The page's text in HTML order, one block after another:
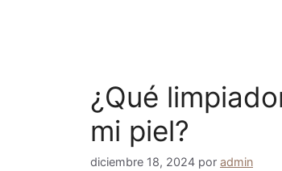
¿Qué
mi piel?
diciembre 18, 2024 por admin